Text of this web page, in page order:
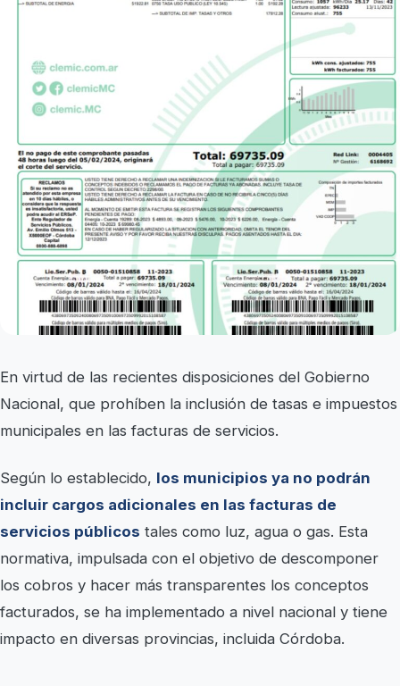
En virtud de las recientes disposiciones del Gobierno
Nacional, que prohíben la inclusión de tasas e impuestos
municipales en las facturas de servicios.
Según lo establecido, los municipios ya no podrán
incluir cargos adicionales en las facturas de
servicios públicos tales como luz, agua o gas. Esta
normativa, impulsada con el objetivo de descomponer
los cobros y hacer más transparentes los conceptos
facturados, se ha implementado a nivel nacional y tiene
impacto en diversas provincias, incluida Córdoba.